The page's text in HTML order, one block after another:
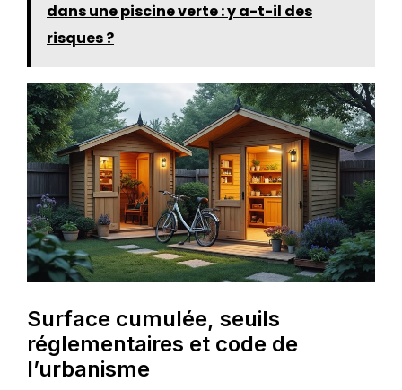
dans une piscine verte : y a-t-il des
risques ?
Surface cumulée, seuils
réglementaires et code de
l’urbanisme